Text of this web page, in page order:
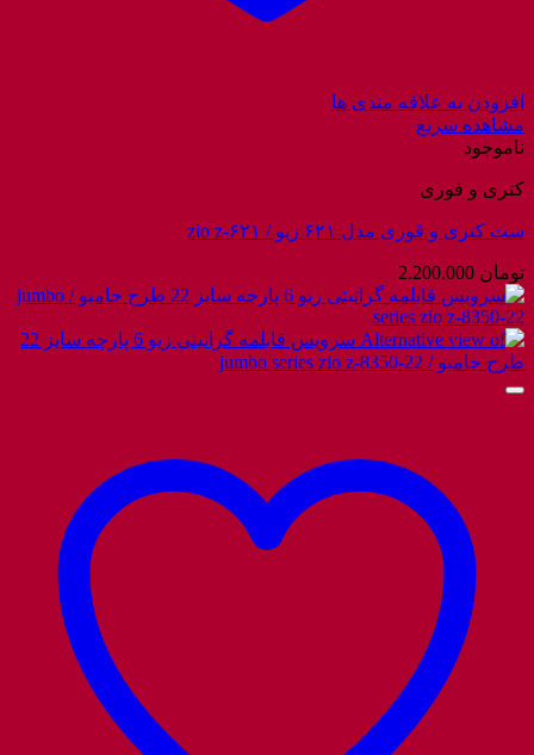
افزودن به علاقه مندی ها
مشاهده سریع
ناموجود
کتری و قوری
ست کتری و قوری مدل ۶۲۱ زیو / zio z-۶۲۱
تومان